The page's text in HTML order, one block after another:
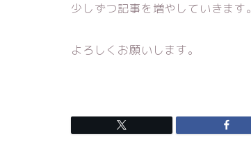
少しずつ記事を増やしていきます。
よろしくお願いします。